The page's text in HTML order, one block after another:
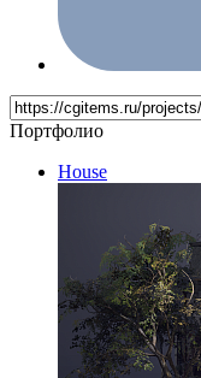
Портфолио
House